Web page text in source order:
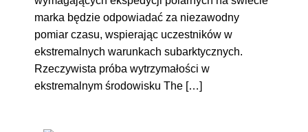
marka będzie odpowiadać za niezawodny
pomiar czasu, wspierając uczestników w
ekstremalnych warunkach subarktycznych.
Rzeczywista próba wytrzymałości w
ekstremalnym środowisku The […]